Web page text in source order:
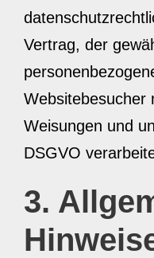
Vertrag, der
Websitebesucher
Weisungen und
DSGVO
3.